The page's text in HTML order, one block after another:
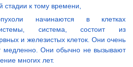
стадии к тому времени,
начинаются в клетках
система, состоит из
и железистых клеток. Они очень
медленно. Они обычно не вызывают
многих лет.